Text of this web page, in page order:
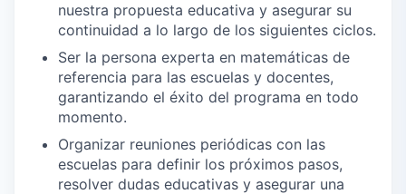
nuestra propuesta educativa y asegurar su
continuidad a lo largo de los siguientes ciclos.
Ser la persona experta en matemáticas de
referencia para las escuelas y docentes,
garantizando el éxito del programa en todo
momento.
Organizar reuniones periódicas con las
escuelas para definir los próximos pasos,
resolver dudas educativas y asegurar una